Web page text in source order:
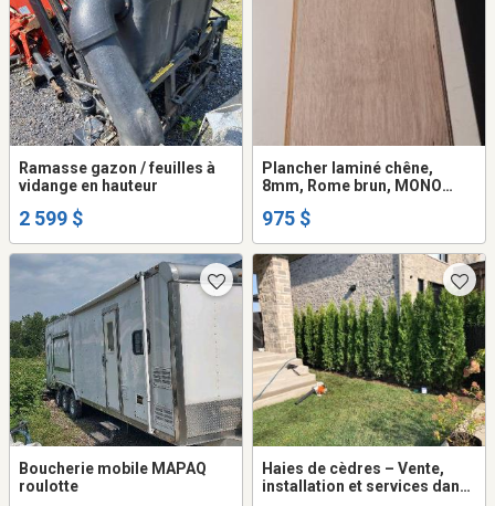
Ramasse gazon / feuilles à
vidange en hauteur
2 599 $
Plancher laminé chêne,
8mm, Rome brun, MONO
975 $
Boucherie mobile MAPAQ
roulotte
Haies de cèdres – Vente,
installation et services dans